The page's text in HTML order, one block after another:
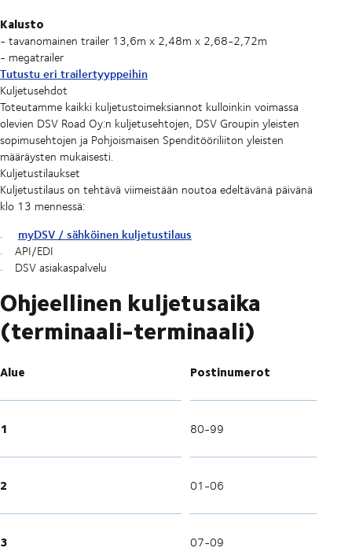
Kalusto
- tavanomainen trailer 13,6m x 2,48m x 2,68-2,72m
- megatrailer
Tutustu eri trailertyyppeihin
Kuljetusehdot
Toteutamme kaikki kuljetustoimeksiannot kulloinkin voimassa
olevien DSV Road Oy:n kuljetusehtojen, DSV Groupin yleisten
sopimusehtojen ja Pohjoismaisen Spenditööriliiton yleisten
määräysten mukaisesti.
Kuljetustilaukset
Kuljetustilaus on tehtävä viimeistään noutoa edeltävänä päivänä
klo 13 mennessä:
myDSV / sähköinen kuljetustilaus
API/EDI
DSV asiakaspalvelu
Ohjeellinen kuljetusaika
(terminaali-terminaali)
Alue Postinumerot
1 80-99
2 01-06
3 07-09